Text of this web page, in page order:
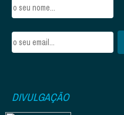
DIVULGAÇÃO